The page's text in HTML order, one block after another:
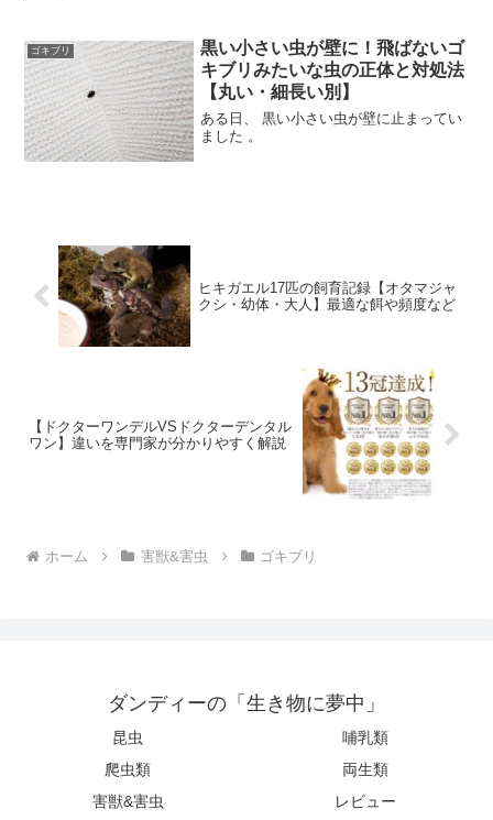
ゴキブリ
黒い小さい虫が壁に！飛ばないゴ
キブリみたいな虫の正体と対処法
【丸い・細長い別】
ある日、 黒い小さい虫が壁に止まってい
ました 。
ヒキガエル17匹の飼育記録【オタマジャ
クシ・幼体・大人】最適な餌や頻度など
【ドクターワンデルVSドクターデンタル
ワン】違いを専門家が分かりやすく解説
ホーム 害獣&害虫 ゴキブリ
ダンディーの「生き物に夢中」
昆虫
哺乳類
爬虫類
両生類
害獣&害虫
レビュー